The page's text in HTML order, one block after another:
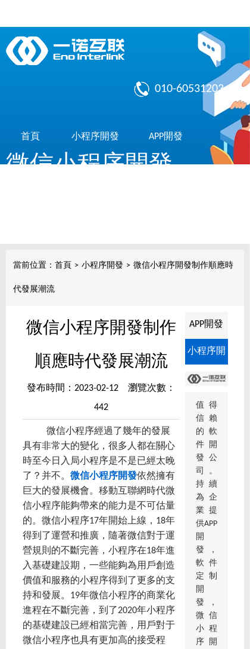
010-60531203
首頁 小程序開發 APP開發
微信小程序開發
當前位置： 首頁 > 小程序開發 > 微信小程序開發制作順應時
代發展潮流
微信小程序開發制作
順應時代發展潮流
發布時間：2023-02-12 瀏覽次數：
442
微信小程序經過了幾年的發展
具有非常大的變化，很多人都在關心
時至今日入局小程序是不是已經太晚
了？并不。微信小程序開發依然擁有
巨大的發展機會。移動互聯網時代微
信小程序能夠帶來的能力是不可估量
的。微信小程序17年開始上線，18年
得到了運營和推廣，隨著微信對于運
營規則的不斷完善，小程序在18年進
入基礎建設期，一些能夠為用戶創造
價值和服務的小程序得到了更多的支
持和發展。19年微信小程序的商業化
進程在不斷完善，到了2020年小程序
的基礎建設已經相當完善，用戶對于
微信小程序也具有更加高的接受程
APP開發
小程序開
發
值得
信賴
的軟
件開
發公
司。
持續
為企
業提
供APP
開
發，
軟件
定制
開
發，
微信
小程
序開